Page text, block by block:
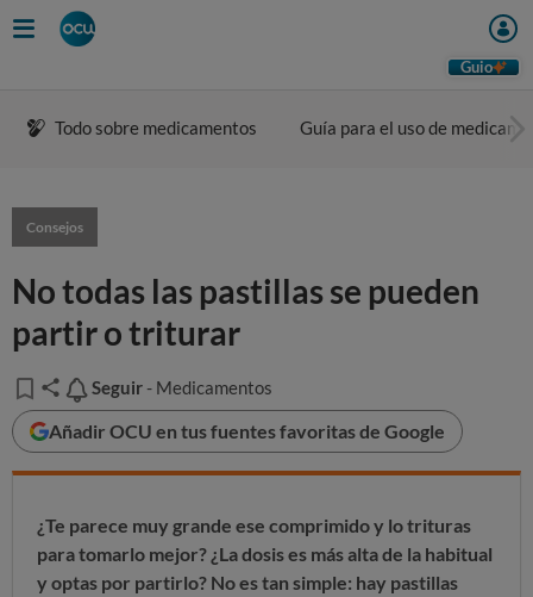
Guio
Todo sobre medicamentos Guía para el uso de
Consejos
No todas las pastillas se pueden
partir o triturar
Seguir
Seguir - Medicamentos
Añadir OCU en tus fuentes favoritas de Google
¿Te parece muy grande ese comprimido y lo trituras
para tomarlo mejor? ¿La dosis es más alta de la habitual
y optas por partirlo? No es tan simple: hay pastillas